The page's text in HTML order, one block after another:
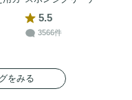
5.5
3566件
をみる